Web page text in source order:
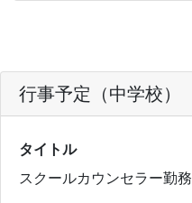
行事予定（中学校）
タイトル
スクールカウンセラー勤務